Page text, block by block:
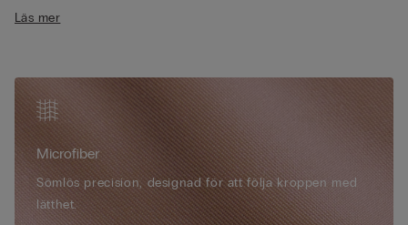
tunna och låter huden andas. Plagget kan bäras med eller utan
vaddering beroende på tillfälle och humör. Vadderingen är
supermjuk, lätt och bekväm och kommer garanterat bli en
favorit.
• Elastiska axelband som är justerbara i ryggen
• Modellen är 175 cm lång och har på sig storlek S
• Storleksrekommendation
XS > 70B, 75A
S > 70C, 75B, 80A
M > 70D, 75C, 80B, 85A
L > 75D, 80C, 85B, 90A
XL > 80D, 85C, 90B
Läs mer
Microfiber
Sömlös precision, designad för att följa kroppen med
lätthet.